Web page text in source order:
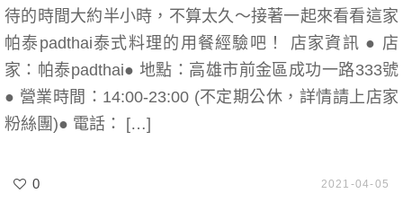
待的時間大約半小時，不算太久～接著一起來看看這家
帕泰padthai泰式料理的用餐經驗吧！ 店家資訊 ● 店
家：帕泰padthai● 地點：高雄市前金區成功一路333號
● 營業時間：14:00-23:00 (不定期公休，詳情請上店家
粉絲團)● 電話： […]
0 2021-04-05